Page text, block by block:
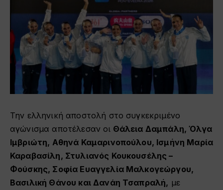
Την ελληνική αποστολή στο συγκεκριμένο
αγώνισμα αποτέλεσαν οι Θάλεια Δαμπάλη, Όλγα
Ιμβριώτη, Αθηνά Καμαρινοπούλου, Ισμήνη Μαρία
Καραβασίλη, Στυλιανός Κουκουσέλης –
Φούσκης, Σοφία Ευαγγελία Μαλκογεώργου,
Βασιλική Θάνου και Δανάη Τσαπραλή, με